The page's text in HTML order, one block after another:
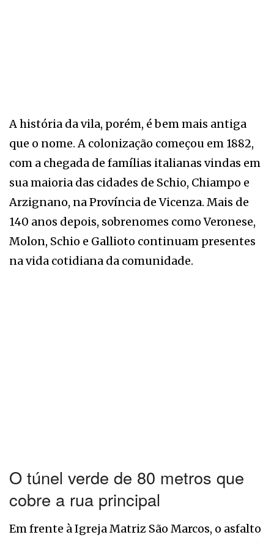
A história da vila, porém, é bem mais antiga
que o nome. A colonização começou em 1882,
com a chegada de famílias italianas vindas em
sua maioria das cidades de Schio, Chiampo e
Arzignano, na Província de Vicenza. Mais de
140 anos depois, sobrenomes como Veronese,
Molon, Schio e Gallioto continuam presentes
na vida cotidiana da comunidade.
O túnel verde de 80 metros que
cobre a rua principal
Em frente à Igreja Matriz São Marcos, o asfalto